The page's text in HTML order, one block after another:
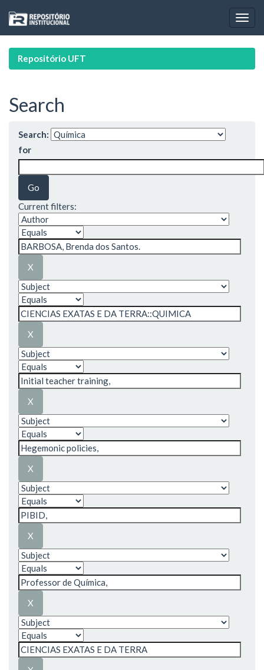
navigation
Repositório UFT
Search
Search:
for
Current filters: